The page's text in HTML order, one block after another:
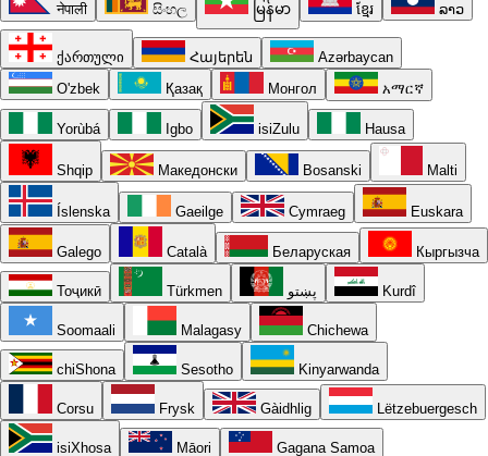
नेपाली සිංහල မြန်မာ ខ្មែរ ລາວ
ქართული Հայերեն
Azərbaycan
O'zbek
Қазақ Монгол አማርኛ
Yorùbá Igbo isiZulu Hausa
Shqip Македонски Bosanski Malti
Íslenska Gaeilge Cymraeg Euskara
Galego Català Беларуская Кыргызча
Тоҷикӣ Türkmen پښتو Kurdî
Soomaali Malagasy Chichewa
chiShona Sesotho Kinyarwanda
Corsu Frysk Gàidhlig Lëtzebuergesch
isiXhosa Māori Gagana Samoa